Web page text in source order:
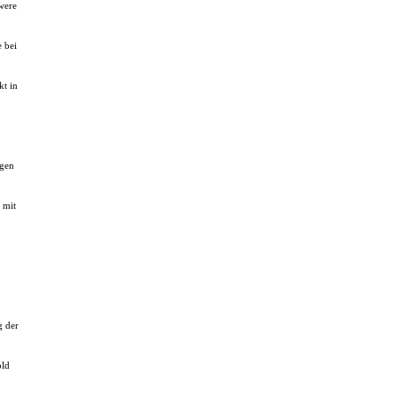
bei
in
mit
der